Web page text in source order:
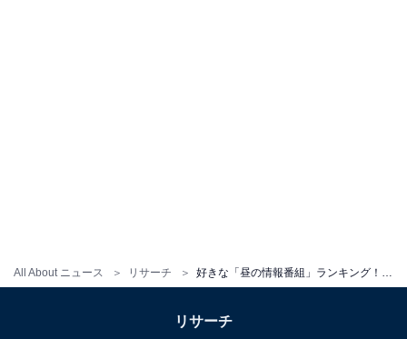
All About ニュース リサーチ
性／埼玉県）」「主婦目線のコーナーが好きだから（50
歳女性／千葉県）」「ご飯の美味しいお店の紹介が充実
リサーチ